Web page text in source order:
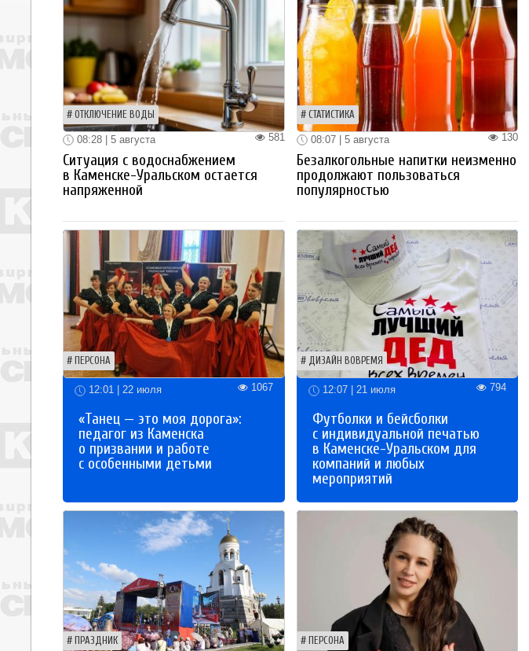
ОТКЛЮЧЕНИЕ ВОДЫ
581
08:28 | 5 августа
Ситуация с водоснабжением
в Каменске-Уральском остается
напряженной
СТАТИСТИКА
130
08:07 | 5 августа
Безалкогольные напитки неизменно
продолжают пользоваться
популярностью
ПЕРСОНА
12:01 | 22 июля 1067
«Танец — это моя дорога»:
педагог из Каменска
о призвании и работе
с особенными детьми
ДИЗАЙН ВОВРЕМЯ
12:07 | 21 июля 794
Футболки и бейсболки
с индивидуальной печатью
в Каменске-Уральском для
компаний и любых
мероприятий
ПРАЗДНИК ПЕРСОНА